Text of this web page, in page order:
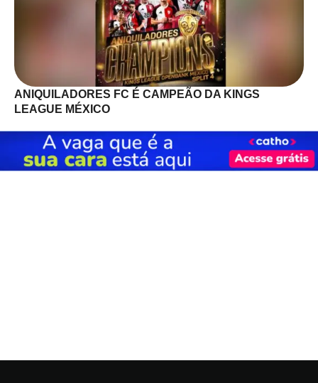
ANIQUILADORES FC É CAMPEÃO DA KINGS
LEAGUE MÉXICO